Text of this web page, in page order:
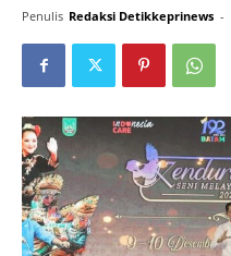
Penulis Redaksi Detikkeprinews -